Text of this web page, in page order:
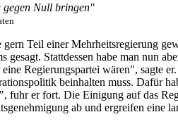
gegen Null bringen"
Teil einer Mehrheitsregierung
gesagt. Stattdessen habe man nun
Regierungspartei wären", sagte
beinhalten muss. Dafür
fuhr er fort. Die Einigung auf das
ab und ergreifen eine